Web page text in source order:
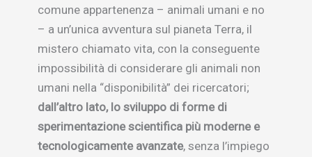
comune appartenenza – animali umani e no
– a un’unica avventura sul pianeta Terra, il
mistero chiamato vita, con la conseguente
impossibilità di considerare gli animali non
umani nella “disponibilità” dei ricercatori;
dall’altro lato, lo sviluppo di forme di
sperimentazione scientifica più moderne e
tecnologicamente avanzate, senza l’impiego